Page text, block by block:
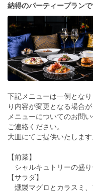
納得のパーティープラン
下記メニューは一例とな
り内容が変更となる場合が
メニューについてのお問
ご連絡ください。
大皿にてご提供いたします
【前菜】
シャルキュトリーの盛
【サラダ】
燻製マグロとカラスミ、